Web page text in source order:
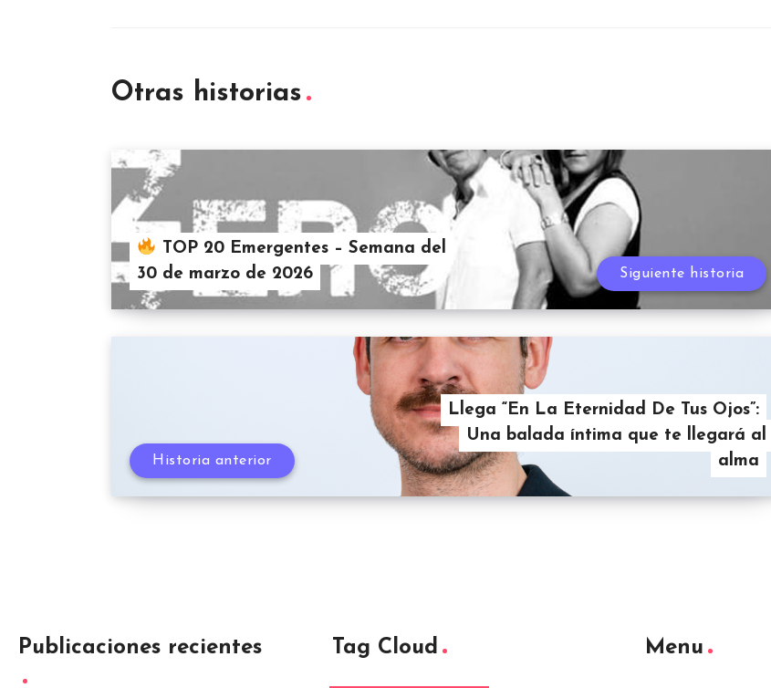
Otras historias
TOP 20 Emergentes – Semana del
30 de marzo de 2026
Siguiente historia
Llega “En La Eternidad De Tus Ojos”:
Una balada íntima que te llegará al
alma
Historia anterior
Publicaciones recientes Tag Cloud Menu